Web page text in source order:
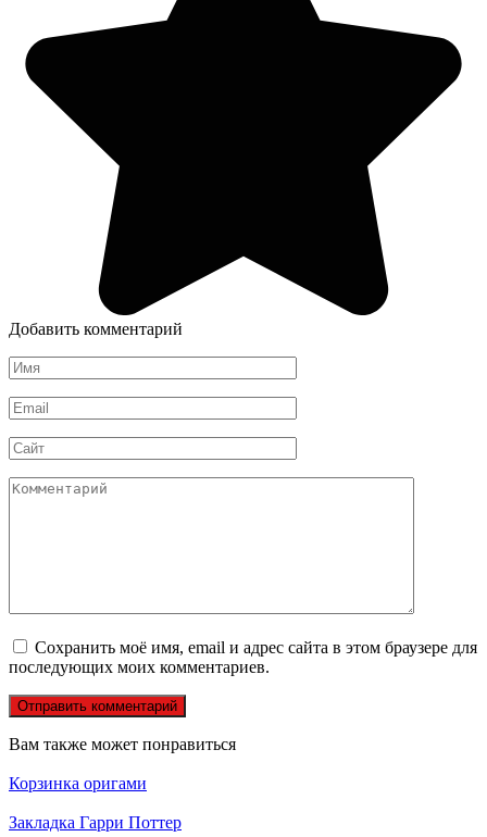
Добавить комментарий
Имя
*
Email
*
Сайт
Комментарий
Сохранить моё имя, email и адрес сайта в этом браузере для
последующих моих комментариев.
Вам также может понравиться
Корзинка оригами
Закладка Гарри Поттер